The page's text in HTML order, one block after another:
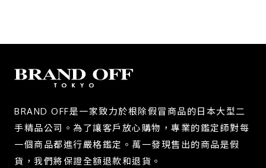
BRAND OFF是一家致力於根除假冒商品的日本大型二
手精品公司。為了讓客戶放心購物，專業的鑑定師對每
一個商品都進行嚴格鑑定。萬一發現售出的商品是假
貨，我們將保證全額退款和退貨。